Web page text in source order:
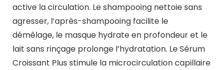
active la circulation. Le shampooing nettoie sans
agresser, l’après-shampooing facilite le
démêlage, le masque hydrate en profondeur et le
lait sans rinçage prolonge l’hydratation. Le Sérum
Croissant Plus stimule la microcirculation capillaire